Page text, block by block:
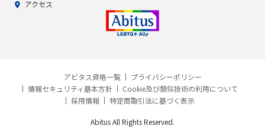
アクセス
アビタス資格一覧
プライバシーポリシー
情報セキュリティ基本方針
Cookie及び類似技術の利用について
採用情報
特定商取引法に基づく表示
Abitus All Rights Reserved.